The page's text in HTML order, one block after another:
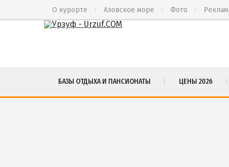
О курорте Азовское море Фото
БАЗЫ ОТДЫХА И ПАНСИОНАТЫ ЦЕНЫ 2026